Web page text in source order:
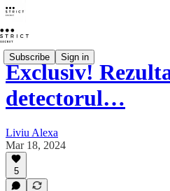
Subscribe Sign in
Exclusiv!
detectorul…
Liviu Alexa
Mar 18, 2024
5